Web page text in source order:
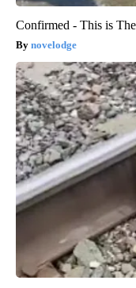
Confirmed - This is
novelodge